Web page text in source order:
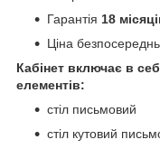
Гарантія 18
Ціна
Кабінет включає в
елементів:
стіл письмовий
стіл кутовий